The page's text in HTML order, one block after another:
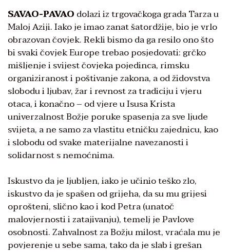
SAVAO-PAVAO dolazi iz trgovačkoga grada Tarza u
Maloj Aziji. Iako je imao zanat šatordžije, bio je vrlo
obrazovan čovjek. Rekli bismo da ga resilo ono što
bi svaki čovjek Europe trebao posjedovati: grčko
mišljenje i svijest čovjeka pojedinca, rimsku
organiziranost i poštivanje zakona, a od židovstva
slobodu i ljubav, žar i revnost za tradiciju i vjeru
otaca, i konačno – od vjere u Isusa Krista
univerzalnost Božje poruke spasenja za sve ljude
svijeta, a ne samo za vlastitu etničku zajednicu, kao
i slobodu od svake materijalne navezanosti i
solidarnost s nemoćnima.
Iskustvo da je ljubljen, iako je učinio teško zlo,
iskustvo da je spašen od grijeha, da su mu grijesi
oprošteni, slično kao i kod Petra (unatoč
malovjernosti i zatajivanju), temelj je Pavlove
osobnosti. Zahvalnost za Božju milost, vraćala mu je
povjerenje u sebe sama, tako da je slab i grešan